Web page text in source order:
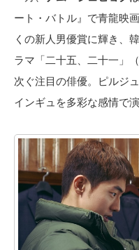
ート・バトル』で青龍映
くの新人男優賞に輝き、
ラマ「二十五、二十一」
次ぐ注目の俳優。ピルジ
インギュを多彩な感情で演